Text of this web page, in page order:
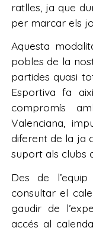
ratlles, ja que
per marcar els
Aquesta
pobles de la
partides quasi
Esportiva fa
compromís
Valenciana,
diferent de la ja
suport als clubs
Des de
consultar el
gaudir de
accés al